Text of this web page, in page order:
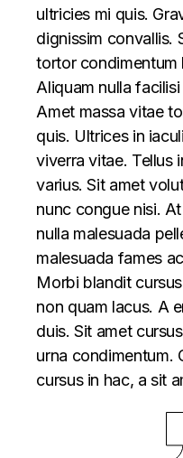
ultricies mi quis.
dignissim convallis.
tortor condimentum
Aliquam nulla
Amet massa vitae
quis. Ultrices in
viverra vitae. Tellus
varius. Sit amet
nunc congue nisi.
nulla malesuada
malesuada fames
Morbi blandit
non quam lacus. A
duis. Sit amet
urna condimentum.
cursus in hac, a sit